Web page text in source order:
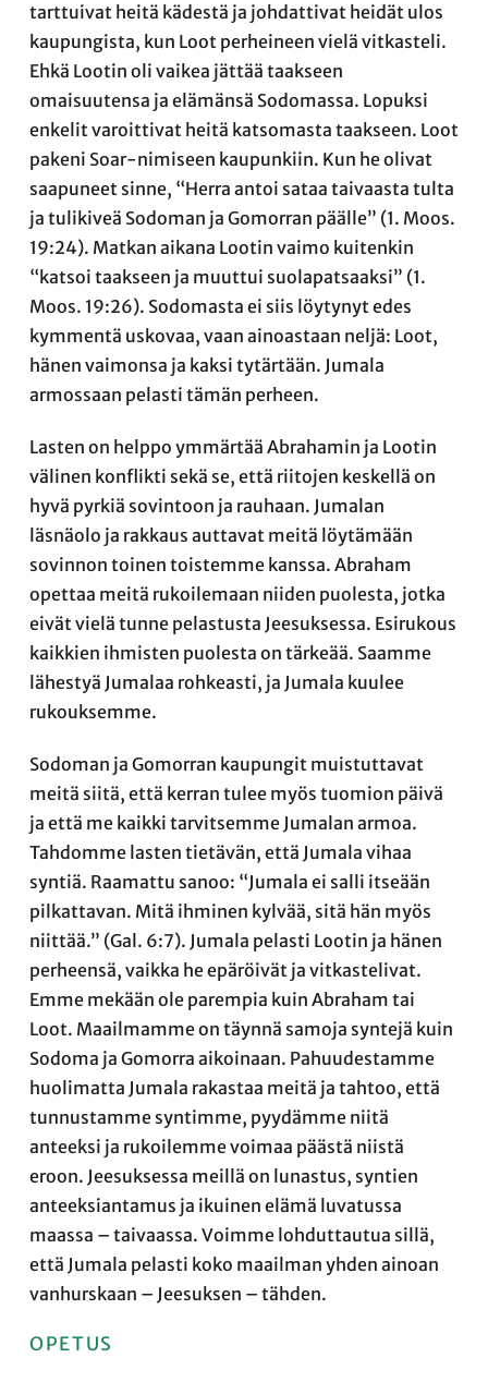
tarttuivat heitä kädestä ja johdattivat heidät ulos
kaupungista, kun Loot perheineen vielä vitkasteli.
Ehkä Lootin oli vaikea jättää taakseen
omaisuutensa ja elämänsä Sodomassa. Lopuksi
enkelit varoittivat heitä katsomasta taakseen. Loot
pakeni Soar-nimiseen kaupunkiin. Kun he olivat
saapuneet sinne, “Herra antoi sataa taivaasta tulta
ja tulikiveä Sodoman ja Gomorran päälle” (1. Moos.
19:24). Matkan aikana Lootin vaimo kuitenkin
“katsoi taakseen ja muuttui suolapatsaaksi” (1.
Moos. 19:26). Sodomasta ei siis löytynyt edes
kymmentä uskovaa, vaan ainoastaan neljä: Loot,
hänen vaimonsa ja kaksi tytärtään. Jumala
armossaan pelasti tämän perheen.
Lasten on helppo ymmärtää Abrahamin ja Lootin
välinen konflikti sekä se, että riitojen keskellä on
hyvä pyrkiä sovintoon ja rauhaan. Jumalan
läsnäolo ja rakkaus auttavat meitä löytämään
sovinnon toinen toistemme kanssa. Abraham
opettaa meitä rukoilemaan niiden puolesta, jotka
eivät vielä tunne pelastusta Jeesuksessa. Esirukous
kaikkien ihmisten puolesta on tärkeää. Saamme
lähestyä Jumalaa rohkeasti, ja Jumala kuulee
rukouksemme.
Sodoman ja Gomorran kaupungit muistuttavat
meitä siitä, että kerran tulee myös tuomion päivä
ja että me kaikki tarvitsemme Jumalan armoa.
Tahdomme lasten tietävän, että Jumala vihaa
syntiä. Raamattu sanoo: “Jumala ei salli itseään
pilkattavan. Mitä ihminen kylvää, sitä hän myös
niittää.” (Gal. 6:7). Jumala pelasti Lootin ja hänen
perheensä, vaikka he epäröivät ja vitkastelivat.
Emme mekään ole parempia kuin Abraham tai
Loot. Maailmamme on täynnä samoja syntejä kuin
Sodoma ja Gomorra aikoinaan. Pahuudestamme
huolimatta Jumala rakastaa meitä ja tahtoo, että
tunnustamme syntimme, pyydämme niitä
anteeksi ja rukoilemme voimaa päästä niistä
eroon. Jeesuksessa meillä on lunastus, syntien
anteeksiantamus ja ikuinen elämä luvatussa
maassa – taivaassa. Voimme lohduttautua sillä,
että Jumala pelasti koko maailman yhden ainoan
vanhurskaan – Jeesuksen – tähden.
OPETUS